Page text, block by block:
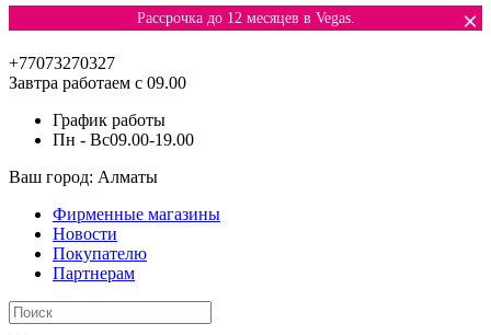
Рассрочка до 12 месяцев в Vegas. ×
+77073270327
Завтра работаем с 09.00
График работы
Пн - Вс09.00-19.00
Ваш город: Алматы
Фирменные магазины
Новости
Покупателю
Партнерам